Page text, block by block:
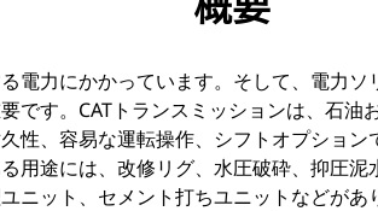
電力にかかっています。そして、電力
です。CATトランスミッションは、石
性、容易な運転操作、シフトオプション
用途には、改修リグ、水圧破砕、抑圧
ニット、セメント打ちユニットなどがあ